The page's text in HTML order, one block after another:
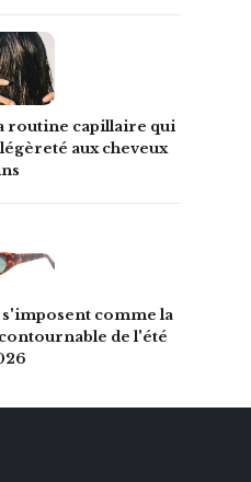
routine capillaire qui
aux cheveux
s'imposent comme la
de l'été